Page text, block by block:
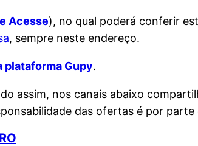
Acesse), no qual poderá conferir
, sempre neste endereço.
plataforma Gupy.
assim, nos canais abaixo
das ofertas é por